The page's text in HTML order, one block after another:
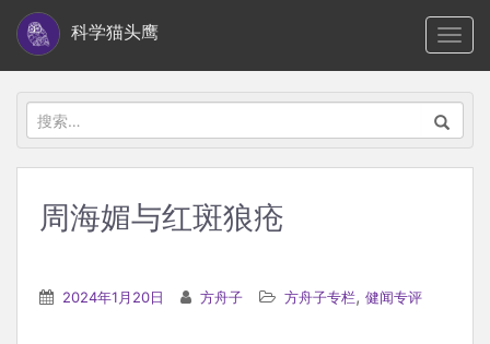
i
科学猫头鹰
搜
索：
周海媚与红斑狼疮
2024年1月20日 方舟子 方舟子专栏, 健闻专评